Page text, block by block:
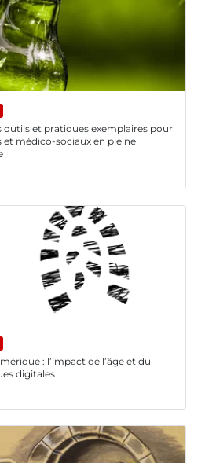
outils et pratiques exemplaires pour
et médico-sociaux en pleine
: l’impact de l’âge et du
digitales